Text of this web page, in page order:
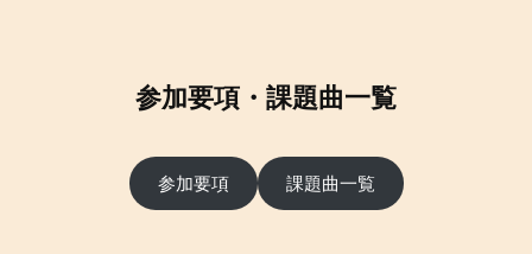
参加要項・課題曲一覧
参加要項 課題曲一覧